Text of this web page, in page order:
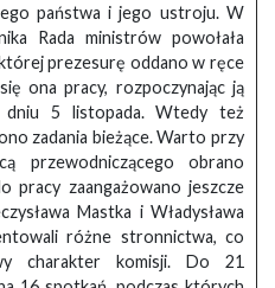
państwa i jego ustroju. W
Rada ministrów powołała
prezesurę oddano w ręce
ona pracy, rozpoczynając ją
dniu 5 listopada. Wtedy też
zadania bieżące. Warto przy
przewodniczącego obrano
pracy zaangażowano jeszcze
Mastka i Władysława
różne stronnictwa, co
charakter komisji. Do 21